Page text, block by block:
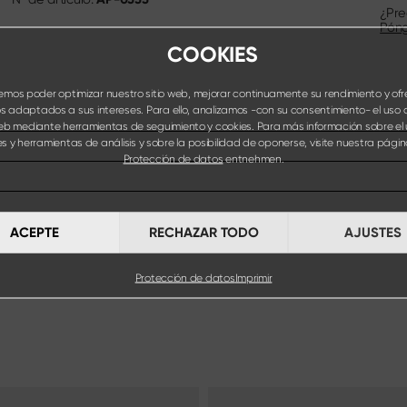
COOKIES
poder optimizar nuestro sitio web, mejorar continuamente su rendimiento y
adaptados a sus intereses. Para ello, analizamos -con su consentimiento- el uso
mediante herramientas de seguimiento y cookies. Para más información sobre el
y herramientas de análisis y sobre la posibilidad de oponerse, visite nuestra
Protección de datosentnehmen.
ACEPTE RECHAZAR TODO AJUSTES
Protección de datosImprimir